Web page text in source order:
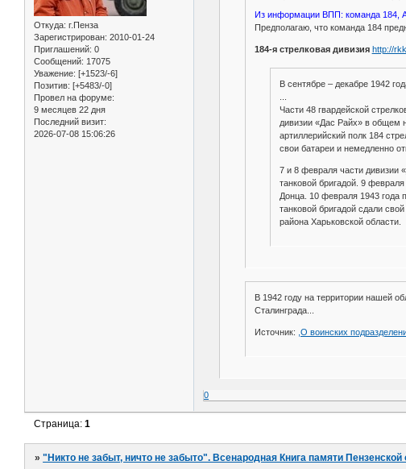
Откуда: г.Пенза
Зарегистрирован: 2010-01-24
Приглашений: 0
Сообщений: 17075
Уважение: [+1523/-6]
Позитив: [+5483/-0]
Провел на форуме:
9 месяцев 22 дня
Последний визит:
2026-07-08 15:06:26
Из информации ВПП: команда 184,
Предполагаю, что команда 184
184-я стрелковая дивизия http://
В сентябре – декабре 1942
Части 48 гвардейской
дивизии «Дас Райх» в общем
артиллерийский полк 184
свои батареи и немедленно
7 и 8 февраля части дивизии
танковой бригадой. 9
Донца. 10 февраля 1943 года
танковой бригадой сдали
района Харьковской области.
В 1942 году на территории нашей
Сталинграда...
Источник: ,О воинских
0
Страница:1
»"Никто не забыт, ничто не забыто". Всенародная Книга памяти Пензенской